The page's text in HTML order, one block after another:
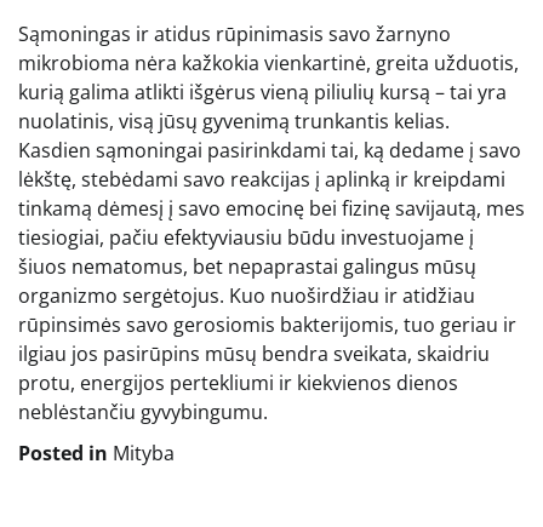
Sąmoningas ir atidus rūpinimasis savo žarnyno
mikrobioma nėra kažkokia vienkartinė, greita užduotis,
kurią galima atlikti išgėrus vieną piliulių kursą – tai yra
nuolatinis, visą jūsų gyvenimą trunkantis kelias.
Kasdien sąmoningai pasirinkdami tai, ką dedame į savo
lėkštę, stebėdami savo reakcijas į aplinką ir kreipdami
tinkamą dėmesį į savo emocinę bei fizinę savijautą, mes
tiesiogiai, pačiu efektyviausiu būdu investuojame į
šiuos nematomus, bet nepaprastai galingus mūsų
organizmo sergėtojus. Kuo nuoširdžiau ir atidžiau
rūpinsimės savo gerosiomis bakterijomis, tuo geriau ir
ilgiau jos pasirūpins mūsų bendra sveikata, skaidriu
protu, energijos pertekliumi ir kiekvienos dienos
neblėstančiu gyvybingumu.
Posted in Mityba